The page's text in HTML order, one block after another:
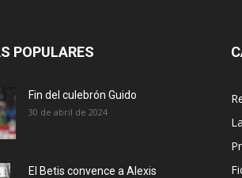
POPULARES
Fin del culebrón Guido
30 de abril de 2024
El Betis convence a Alexis